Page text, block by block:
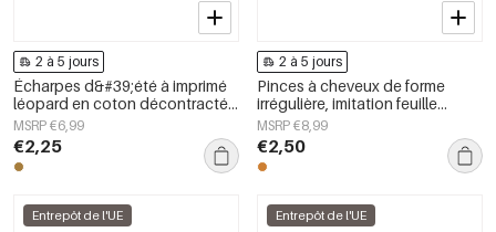
2 à 5 jours
Écharpes d&#39;été à imprimé
léopard en coton décontracté,
accessoires du quotidien
MSRP €6,99
€2,25
2 à 5 jours
Pinces à cheveux de forme
irrégulière, imitation feuille
d&#39;acétate, accessoires du
quotidien
MSRP €8,99
€2,50
Entrepôt de l'UE Entrepôt de l'UE